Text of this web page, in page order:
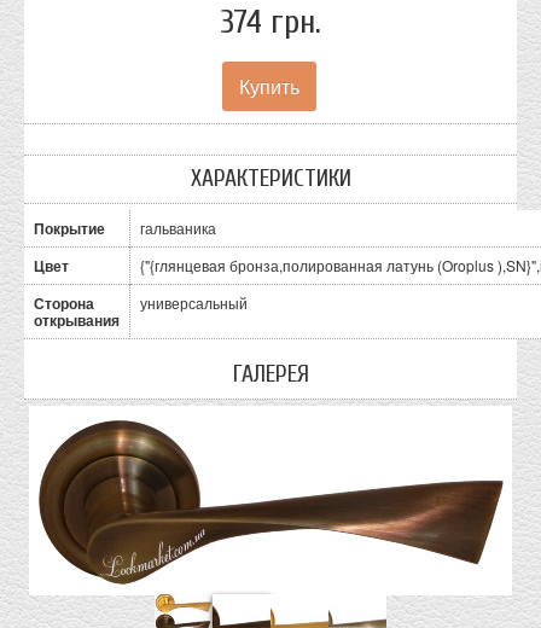
374 грн.
ХАРАКТЕРИСТИКИ
Покрытие гальваника
Цвет {"{глянцевая бронза,полированная латунь (Oroplus
Сторона
открывания
универсальный
ГАЛЕРЕЯ